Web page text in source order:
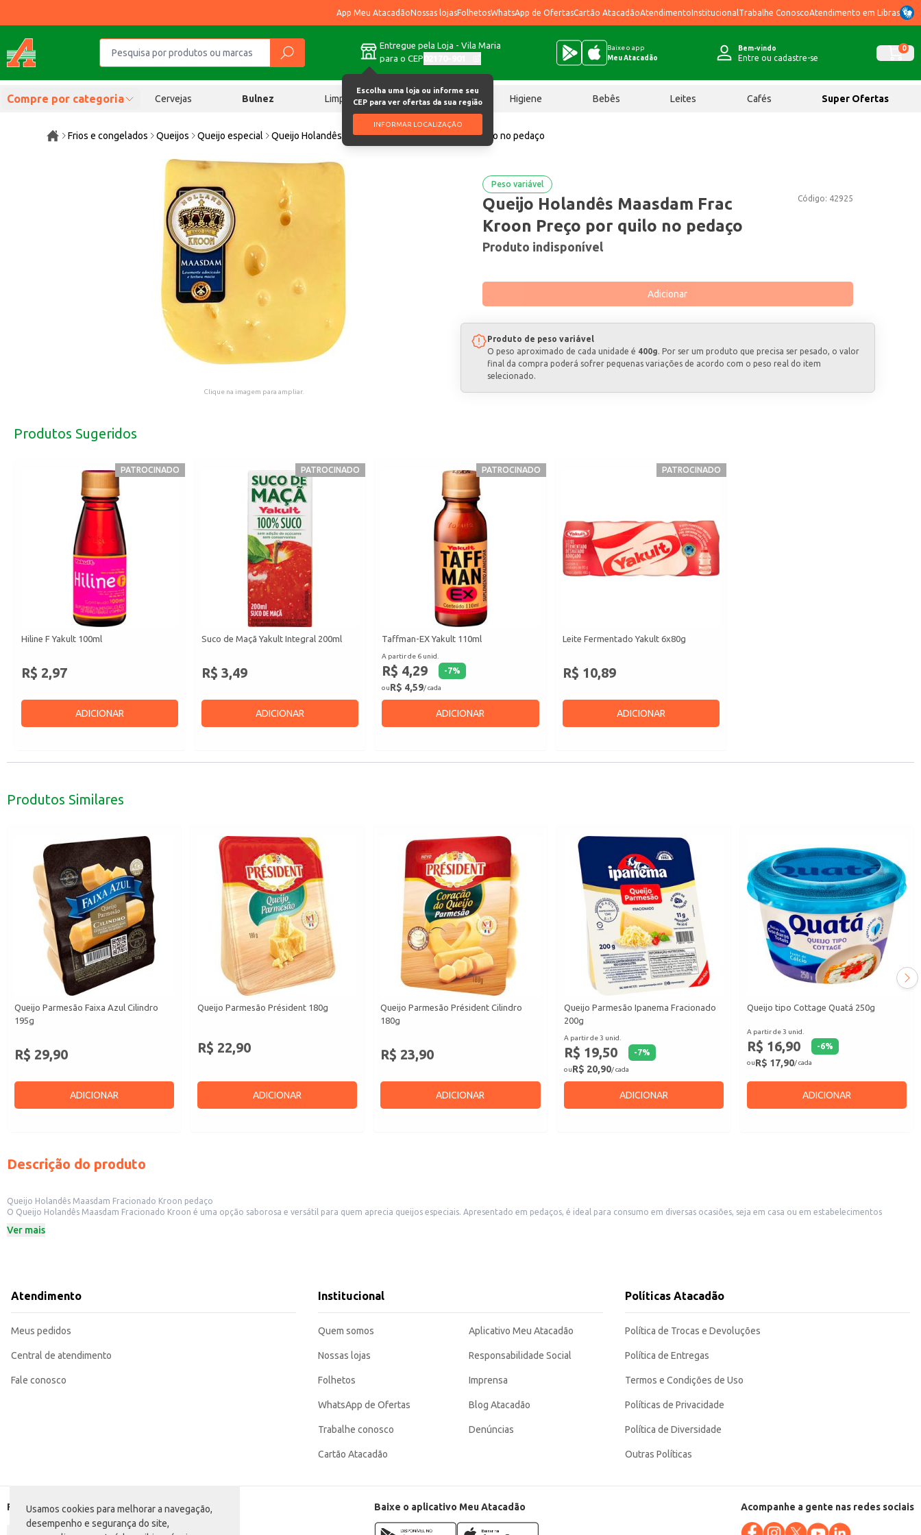
Usamos cookies para melhorar a navegação,
desempenho e segurança do site,
App Meu AtacadãoNossas lojasFolhetosWhatsApp de OfertasCartão AtacadãoAtendimentoInstitucional Trabalhe ConoscoAtendimento em Libras
Entregue pela Loja - Vila Maria
para o CEP
Escolha uma loja ou informe seu
CEP para ver ofertas da sua região
INFORMAR LOCALIZAÇÃO
Baixe o app
Meu Atacadão
Bem-vindo
Entre ou cadastre-se
0
Compre por categoria Cervejas Bulnez Limpeza Chocolates Higiene Bebês Leites Cafés Super Ofertas
Frios e congelados Queijos Queijo especial Queijo Holandês Maasdam Frac Kroon Preço por quilo no pedaço
Clique na imagem para ampliar.
Peso variável
Código: 42925
Queijo Holandês Maasdam Frac
Kroon Preço por quilo no pedaço
Produto indisponível
Adicionar
Produto de peso variável
O peso aproximado de cada unidade é 400g. Por ser um produto que precisa ser pesado, o valor
final da compra poderá sofrer pequenas variações de acordo com o peso real do item
selecionado.
Produtos Sugeridos
PATROCINADO
Hiline F Yakult 100ml
R$ 2,97
ADICIONAR
PATROCINADO
Suco de Maçã Yakult Integral 200ml
R$ 3,49
ADICIONAR
PATROCINADO
Taffman-EX Yakult 110ml
A partir de 6 unid.
R$ 4,29 -7%
ouR$ 4,59/ cada
ADICIONAR
PATROCINADO
Leite Fermentado Yakult 6x80g
R$ 10,89
ADICIONAR
Produtos Similares
Queijo Parmesão Faixa Azul Cilindro
195g
R$ 29,90
ADICIONAR
Queijo Parmesão Président 180g
R$ 22,90
ADICIONAR
Queijo Parmesão Président Cilindro
180g
R$ 23,90
ADICIONAR
Queijo Parmesão Ipanema Fracionado
200g
A partir de 3 unid.
R$ 19,50 -7%
ouR$ 20,90/ cada
ADICIONAR
Queijo tipo Cottage Quatá 250g
A partir de 3 unid.
R$ 16,90 -6%
ouR$ 17,90/ cada
ADICIONAR
Descrição do produto
Queijo Holandês Maasdam Fracionado Kroon pedaço
O Queijo Holandês Maasdam Fracionado Kroon é uma opção saborosa e versátil para quem aprecia queijos especiais. Apresentado em pedaços, é ideal para consumo em diversas ocasiões, seja em casa ou em estabelecimentos
Dicas de Uso:
O Queijo Holandês Maasdam Fracionado Kroon é uma escolha prática e saborosa para quem busca um queijo de qualidade, agregando valor aos seus produtos ou refeições.
Ver mais
Atendimento
Meus pedidos
Central de atendimento
Fale conosco
Institucional
Quem somos
Nossas lojas
Folhetos
WhatsApp de Ofertas
Trabalhe conosco
Cartão Atacadão
Aplicativo Meu Atacadão
Responsabilidade Social
Imprensa
Blog Atacadão
Denúncias
Políticas Atacadão
Política de Trocas e Devoluções
Política de Entregas
Termos e Condições de Uso
Políticas de Privacidade
Política de Diversidade
Outras Políticas
Formas de pagamento Baixe o aplicativo Meu Atacadão Acompanhe a gente nas redes sociais